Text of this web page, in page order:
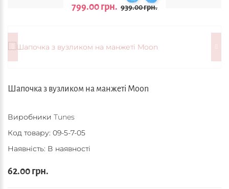
799.00 грн. 939.00 грн.
Шапочка з вузликом на манжеті Moon
Виробники Tunes
Код товару: 09-5-7-05
Наявність: В наявності
62.00 грн.